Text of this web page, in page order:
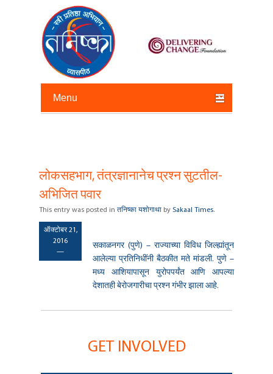
लोकसहभाग, तंत्रज्ञानानेच प्रश्न सुटतील-
अभिजित पवार
This entry was posted in तनिष्का यशोगाथा by Sakaal Times.
ऑक्टोबर 21,
2016
—
सकाळनगर (पुणे) – राज्याच्या विविध जिल्ह्यांतून
आलेल्या प्रतिनिधींनी बैठकीत मते मांडली. पुणे –
मध्य आशियापासून युरोपपर्यंत आणि आपल्या
देशातही बेरोजगारीचा प्रश्न गंभीर झाला आहे.
GET INVOLVED